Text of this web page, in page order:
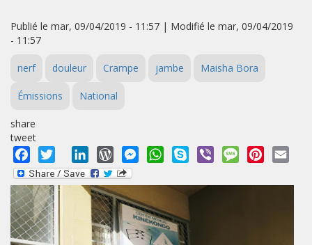
Publié le mar, 09/04/2019 - 11:57 | Modifié le mar, 09/04/2019
- 11:57
nerf douleur Crampe jambe Maisha Bora
Émissions National
share
tweet
Facebook
Twitter LinkedInWordPressMessengerWhatsApp
Skype Viber MessagePinterest